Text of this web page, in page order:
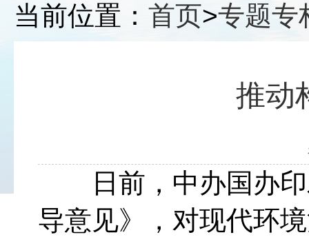
当前位置： 首页>专题专
推动
日前，中办国办
导意见》，对现代环